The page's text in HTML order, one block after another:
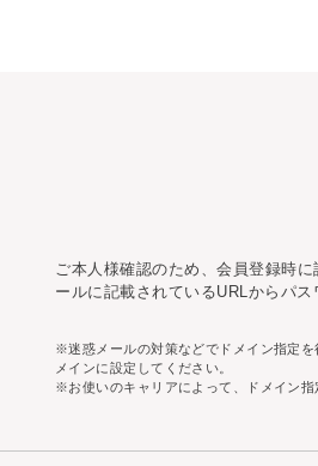
ご本人様確認のため、会員登録時
ールに記載されているURLからパス
※迷惑メールの対策などでドメイン指定
メインに設定してください。
※お使いのキャリアによって、ドメイン